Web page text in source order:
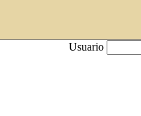
Usuario